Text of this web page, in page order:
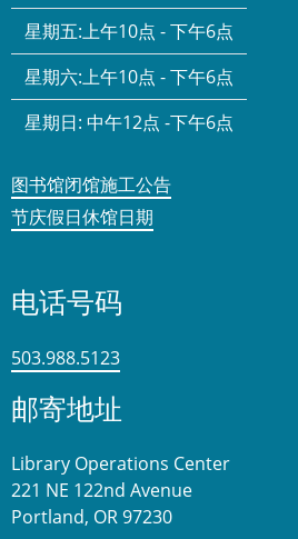
星期五:上午10点 - 下午6点
星期六:上午10点 - 下午6点
星期日: 中午12点 -下午6点
图书馆闭馆施工公告
节庆假日休馆日期
电话号码
503.988.5123
邮寄地址
Library Operations Center
221 NE 122nd Avenue
Portland, OR 97230